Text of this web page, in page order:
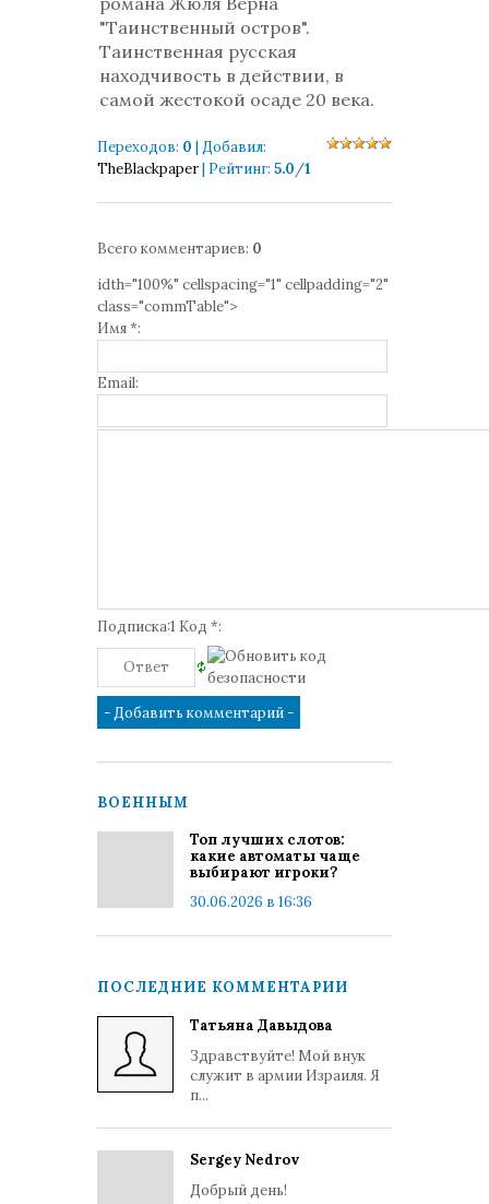
"Таинственный остров".
Таинственная русская
находчивость в действии, в
самой жестокой осаде 20 века.
Переходов: 0 | Добавил:
TheBlackpaper| Рейтинг: 5.0/1
Всего комментариев: 0
idth="100%" cellspacing="1" cellpadding="2"
class="commTable">
Имя *:
Email:
Подписка:1 Код *:
ВОЕННЫМ
Топ лучших слотов:
какие автоматы чаще
выбирают игроки?
30.06.2026 в 16:36
ПОСЛЕДНИЕ КОММЕНТАРИИ
Татьяна Давыдова
Здравствуйте! Мой внук
служит в армии Израиля. Я
п...
Sergey Nedrov
Добрый день!